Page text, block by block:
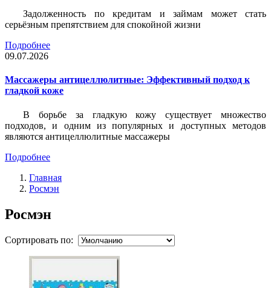
Задолженность по кредитам и займам может стать
серьёзным препятствием для спокойной жизни
Подробнее
09.07.2026
Массажеры антицеллюлитные: Эффективный подход к
гладкой коже
В борьбе за гладкую кожу существует множество
подходов, и одним из популярных и доступных методов
являются антицеллюлитные массажеры
Подробнее
Главная
Росмэн
Росмэн
Сортировать по: